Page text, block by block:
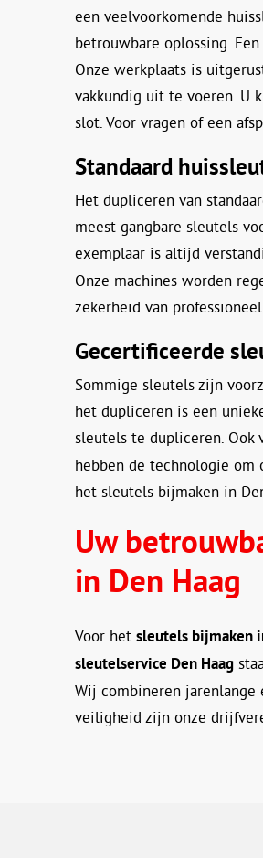
een veelvoorkomende
betrouwbare oplossing.
Onze werkplaats is
vakkundig uit te voeren. U
slot. Voor vragen of een
Standaard
Het dupliceren van
meest gangbare sleutels
exemplaar is altijd
Onze machines worden
zekerheid van
Gecertificeerde
Sommige sleutels zijn
het dupliceren is een
sleutels te dupliceren. Ook
hebben de technologie om
het sleutels bijmaken in
Uw
in Den Haag
Voor het sleutels bijmaken
sleutelservice Den Haag
Wij combineren
veiligheid zijn onze